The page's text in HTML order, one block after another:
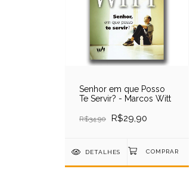
Senhor em que Posso
Te Servir? - Marcos Witt
R$34,90 R$29,90
DETALHES